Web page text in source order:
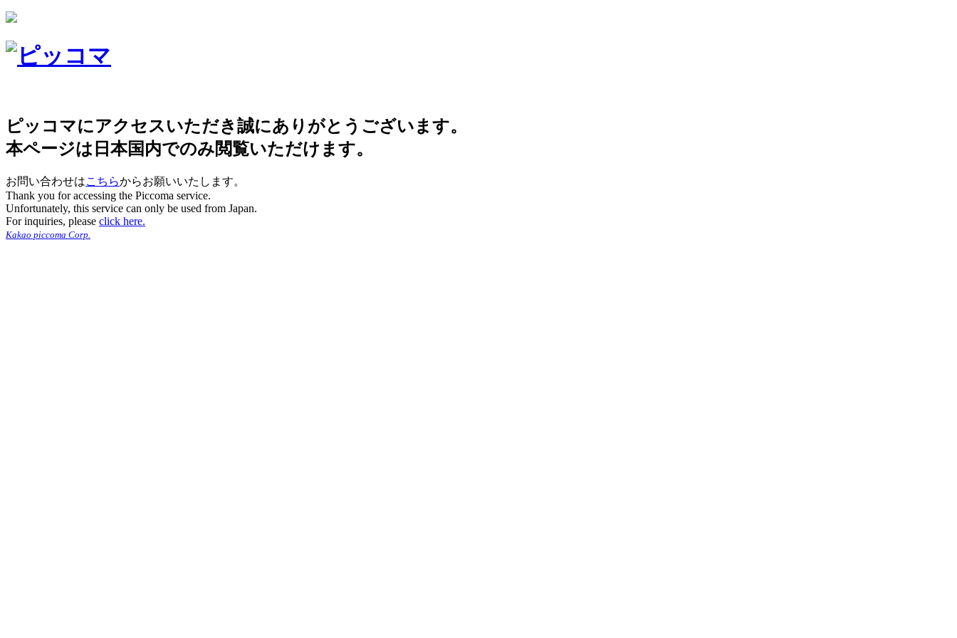
ピッコマにアクセスいただき誠にありがとうございます。
本ページは日本国内でのみ閲覧いただけます。
お問い合わせはこちらからお願いいたします。
Thank you for accessing the Piccoma service.
Unfortunately, this service can only be used from Japan.
For inquiries, please click here.
Kakao piccoma Corp.